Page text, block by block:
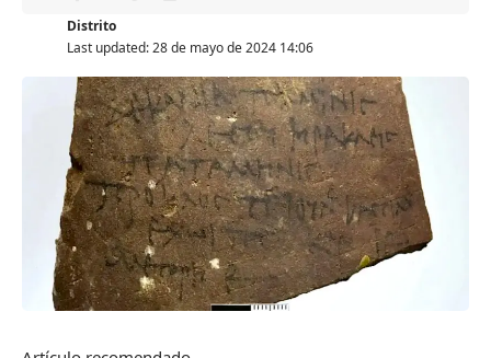
Last updated: 28 de mayo de 2024 14:06
Distrito